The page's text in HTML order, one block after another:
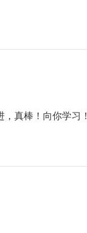
真棒！向你学习！